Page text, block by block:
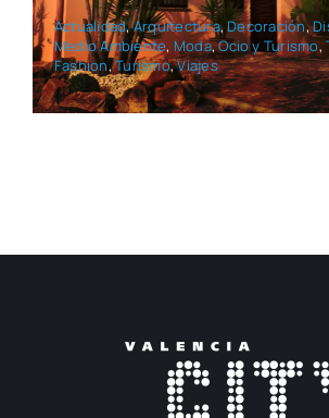
Actua­li­dad,Arqui­tec­tu­ra,Deco­ra­ción,
Medio Ambien­te, Moda,Ocio y Turis­mo,
Fashion,Turis­mo,Via­jes